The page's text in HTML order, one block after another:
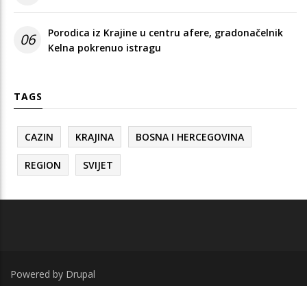
06
Porodica iz Krajine u centru afere, gradonačelnik
Kelna pokrenuo istragu
TAGS
CAZIN KRAJINA BOSNA I HERCEGOVINA
REGION SVIJET
Powered by Drupal